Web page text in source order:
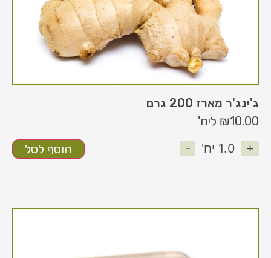
ג'ינג'ר מארז 200 גרם
₪10.00
ליח'
-
1.0 יח' + הוסף לסל